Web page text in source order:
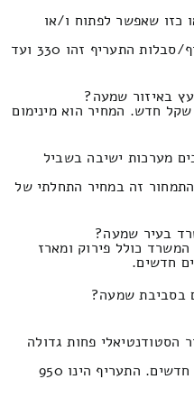
כזו שאפשר לפתוח ו/או
עלות הובלת הכורסה באמצעות מנוף/סבלות התעריף זהו 330 ועד
באיזור שמעה?
המחירון זה מינימום 160 ועד 200 שקל חדש. המחיר הוא מינימום
מערכות ישיבה בשביל
זה במחיר התחלתי של
בעיר שמעה?
כולל פירוק ומארז
בסביבת שמעה?
הסטודנטיאלי פחות גדולה
המחירון הינו 670 ועד 310 שקלים חדשים. התעריף הינו 950